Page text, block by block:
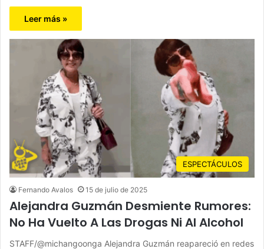
Leer más »
ESPECTÁCULOS
Fernando Avalos 15 de julio de 2025
Alejandra Guzmán Desmiente Rumores:
No Ha Vuelto A Las Drogas Ni Al Alcohol
STAFF/@michangoonga Alejandra Guzmán reapareció en redes